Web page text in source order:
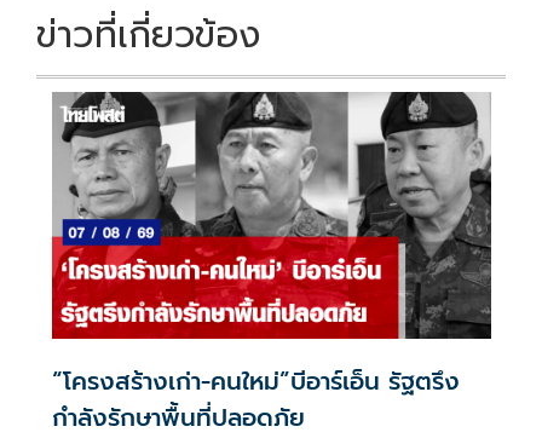
k k
ข่าวที่เกี่ยวข้อง
“โครงสร้างเก่า-คนใหม่”บีอาร์เอ็น รัฐตรึง
กำลังรักษาพื้นที่ปลอดภัย